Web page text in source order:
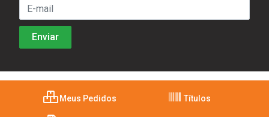
Meus Pedidos Títulos